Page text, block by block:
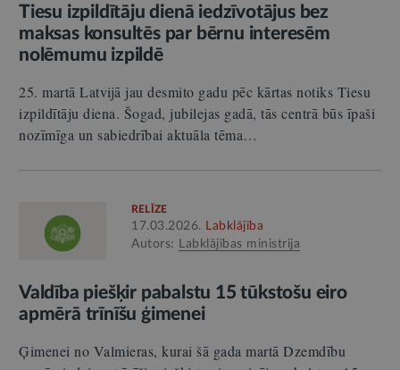
Tiesu izpildītāju dienā iedzīvotājus bez
maksas konsultēs par bērnu interesēm
nolēmumu izpildē
25. martā Latvijā jau desmito gadu pēc kārtas notiks Tiesu
izpildītāju diena. Šogad, jubilejas gadā, tās centrā būs īpaši
nozīmīga un sabiedrībai aktuāla tēma…
RELĪZE
17.03.2026. Labklājība
Autors: Labklājības ministrija
Valdība piešķir pabalstu 15 tūkstošu eiro
apmērā trīnīšu ģimenei
Ģimenei no Valmieras, kurai šā gada martā Dzemdību